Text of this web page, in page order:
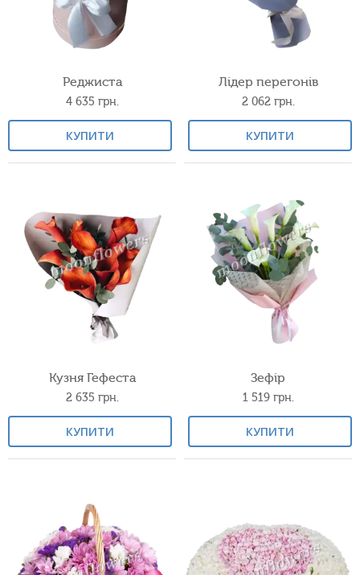
Реджиста
4 635 грн.
КУПИТИ
Лідер перегонів
2 062 грн.
КУПИТИ
Кузня Гефеста
2 635 грн.
КУПИТИ
Зефір
1 519 грн.
КУПИТИ